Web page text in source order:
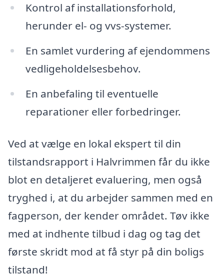
Kontrol af installationsforhold,
herunder el- og vvs-systemer.
En samlet vurdering af ejendommens
vedligeholdelsesbehov.
En anbefaling til eventuelle
reparationer eller forbedringer.
Ved at vælge en lokal ekspert til din
tilstandsrapport i Halvrimmen får du ikke
blot en detaljeret evaluering, men også
tryghed i, at du arbejder sammen med en
fagperson, der kender området. Tøv ikke
med at indhente tilbud i dag og tag det
første skridt mod at få styr på din boligs
tilstand!